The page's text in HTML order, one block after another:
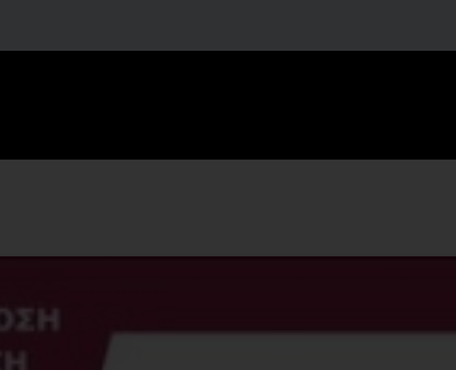
Φυσική